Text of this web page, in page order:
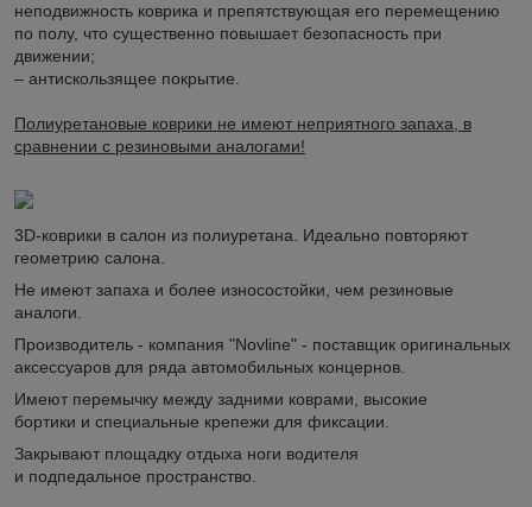
неподвижность коврика и препятствующая его перемещению
по полу, что существенно повышает безопасность при
движении;
– антискользящее покрытие.
Полиуретановые коврики не имеют неприятного запаха, в
сравнении с резиновыми аналогами!
3D-коврики в салон из полиуретана. Идеально повторяют
геометрию салона.
Не имеют запаха и более износостойки, чем резиновые
аналоги.
Производитель - компания "Novline" - поставщик оригинальных
аксессуаров для ряда автомобильных концернов.
Имеют перемычку между задними коврами, высокие
бортики и специальные крепежи для фиксации.
Закрывают площадку отдыха ноги водителя
и подпедальное пространство.